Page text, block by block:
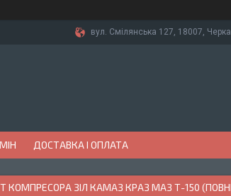
вул. Смілянська 127, 18007,
ДОСТАВКА І ОПЛАТА
ЗІЛ КАМАЗ КРАЗ МАЗ Т-150